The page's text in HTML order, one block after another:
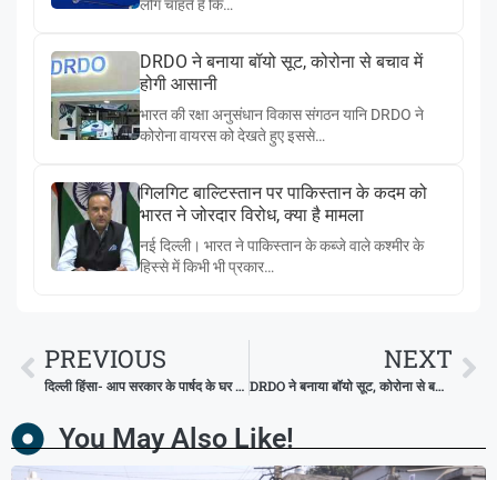
लोग चाहते हैं कि…
DRDO ने बनाया बॉयो सूट, कोरोना से बचाव में
होगी आसानी
भारत की रक्षा अनुसंधान विकास संगठन यानि DRDO ने
कोरोना वायरस को देखते हुए इससे…
गिलगिट बाल्टिस्तान पर पाकिस्तान के कदम को
भारत ने जोरदार विरोध, क्या है मामला
नई दिल्ली। भारत ने पाकिस्तान के कब्जे वाले कश्मीर के
हिस्से में किभी भी प्रकार…
PREVIOUS
दिल्ली हिंसा- आप सरकार के पार्षद के घर मिला पेट्रोल बम, सियासत तेज
NEXT
DRDO ने बनाया बॉयो सूट, कोरोना से बचाव में होगी आसानी
You May Also Like!